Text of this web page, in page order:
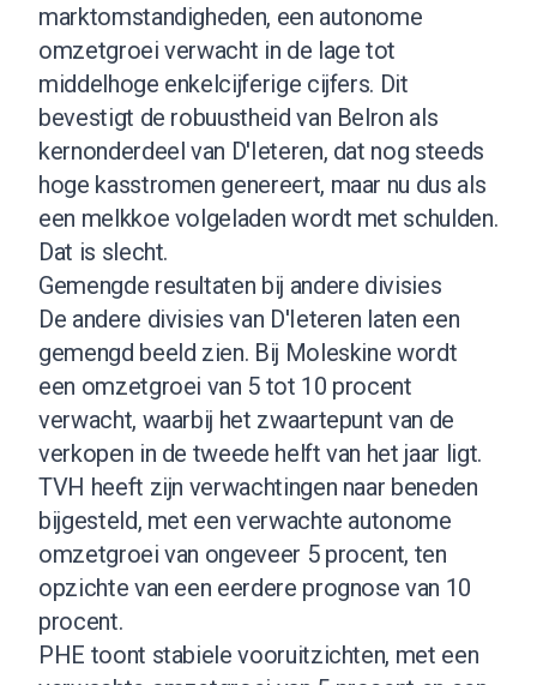
marktomstandigheden, een autonome
omzetgroei verwacht in de lage tot
middelhoge enkelcijferige cijfers. Dit
bevestigt de robuustheid van Belron als
kernonderdeel van D'Ieteren, dat nog steeds
hoge kasstromen genereert, maar nu dus als
een melkkoe volgeladen wordt met schulden.
Dat is slecht.
Gemengde resultaten bij andere divisies
De andere divisies van D'Ieteren laten een
gemengd beeld zien. Bij Moleskine wordt
een omzetgroei van 5 tot 10 procent
verwacht, waarbij het zwaartepunt van de
verkopen in de tweede helft van het jaar ligt.
TVH heeft zijn verwachtingen naar beneden
bijgesteld, met een verwachte autonome
omzetgroei van ongeveer 5 procent, ten
opzichte van een eerdere prognose van 10
procent.
PHE toont stabiele vooruitzichten, met een